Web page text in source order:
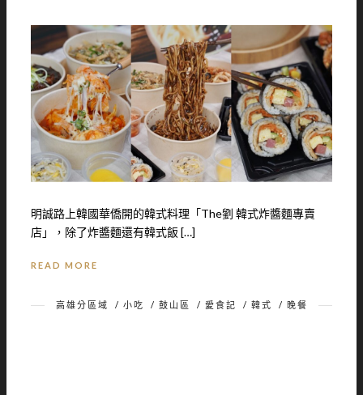
明誠路上韓國華僑開的韓式料理「The劉 韓式炸醬麵專賣
店」，除了炸醬麵還有韓式飯 […]
READ MORE
高雄分區域 / 小吃 / 鼓山區 / 愛食記 / 韓式 / 晚餐